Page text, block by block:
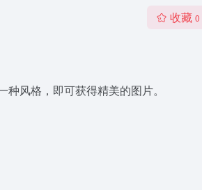
收藏 0
风格，即可获得精美的图片。